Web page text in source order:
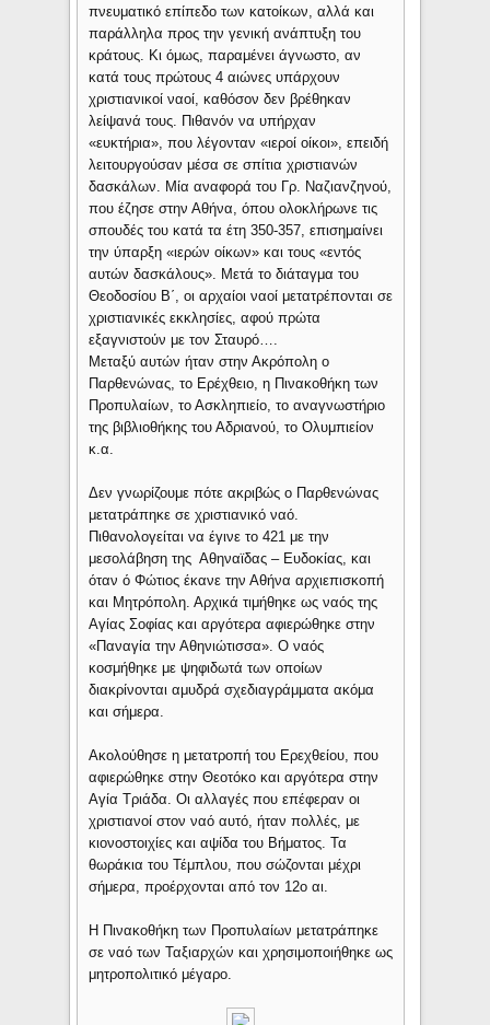
πνευματικό επίπεδο των κατοίκων, αλλά και
παράλληλα προς την γενική ανάπτυξη του
κράτους. Κι όμως, παραμένει άγνωστο, αν
κατά τους πρώτους 4 αιώνες υπάρχουν
χριστιανικοί ναοί, καθόσον δεν βρέθηκαν
λείψανά τους. Πιθανόν να υπήρχαν
«ευκτήρια», που λέγονταν «ιεροί οίκοι», επειδή
λειτουργούσαν μέσα σε σπίτια χριστιανών
δασκάλων. Μία αναφορά του Γρ. Ναζιανζηνού,
που έζησε στην Αθήνα, όπου ολοκλήρωνε τις
σπουδές του κατά τα έτη 350-357, επισημαίνει
την ύπαρξη «ιερών οίκων» και τους «εντός
αυτών δασκάλους». Μετά το διάταγμα του
Θεοδοσίου Β΄, οι αρχαίοι ναοί μετατρέπονται σε
χριστιανικές εκκλησίες, αφού πρώτα
εξαγνιστούν με τον Σταυρό….
Μεταξύ αυτών ήταν στην Ακρόπολη ο
Παρθενώνας, το Ερέχθειο, η Πινακοθήκη των
Προπυλαίων, το Ασκληπιείο, το αναγνωστήριο
της βιβλιοθήκης του Αδριανού, το Ολυμπιείον
κ.α.
Δεν γνωρίζουμε πότε ακριβώς ο Παρθενώνας
μετατράπηκε σε χριστιανικό ναό.
Πιθανολογείται να έγινε το 421 με την
μεσολάβηση της Αθηναϊδας – Ευδοκίας, και
όταν ό Φώτιος έκανε την Αθήνα αρχιεπισκοπή
και Μητρόπολη. Αρχικά τιμήθηκε ως ναός της
Αγίας Σοφίας και αργότερα αφιερώθηκε στην
«Παναγία την Αθηνιώτισσα». Ο ναός
κοσμήθηκε με ψηφιδωτά των οποίων
διακρίνονται αμυδρά σχεδιαγράμματα ακόμα
και σήμερα.
Ακολούθησε η μετατροπή του Ερεχθείου, που
αφιερώθηκε στην Θεοτόκο και αργότερα στην
Αγία Τριάδα. Οι αλλαγές που επέφεραν οι
χριστιανοί στον ναό αυτό, ήταν πολλές, με
κιονοστοιχίες και αψίδα του Βήματος. Τα
θωράκια του Τέμπλου, που σώζονται μέχρι
σήμερα, προέρχονται από τον 12ο αι.
Η Πινακοθήκη των Προπυλαίων μετατράπηκε
σε ναό των Ταξιαρχών και χρησιμοποιήθηκε ως
μητροπολιτικό μέγαρο.